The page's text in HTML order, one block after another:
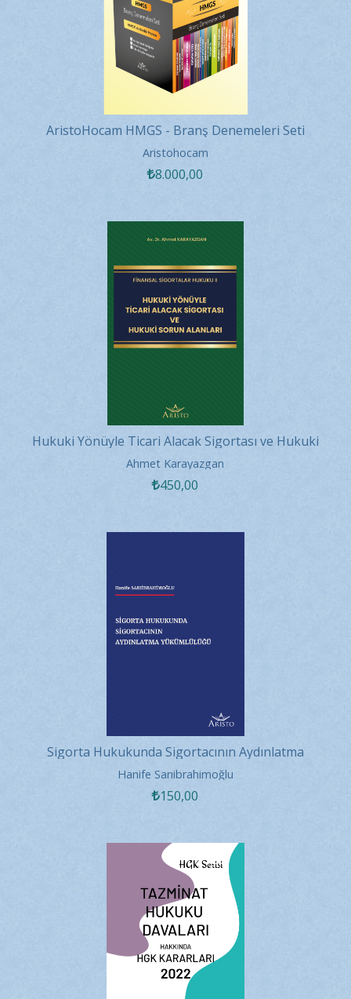
AristoHocam HMGS - Branş Denemeleri Seti
Aristohocam
8.000,00
Hukuki Yönüyle Ticari Alacak Sigortası ve Hukuki
Sorun Alanları
Ahmet Karayazgan
450,00
Sigorta Hukukunda Sigortacının Aydınlatma
Yükümlülüğü
Hanife Sarıibrahimoğlu
150,00